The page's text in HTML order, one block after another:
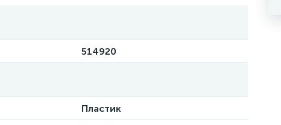
514920
Пластик